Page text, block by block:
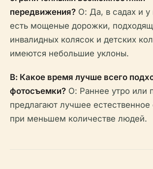
передвижения? О: Да, в садах и у
есть мощеные дорожки,
инвалидных колясок и детских
имеются небольшие уклоны.
В: Какое время лучше всего
фотосъемки? О: Раннее утро или
предлагают лучшее
при меньшем количестве людей.